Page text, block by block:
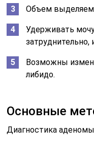
Объем
Удерживать
затруднительно,
Возможны
либидо.
Основные
Диагностика